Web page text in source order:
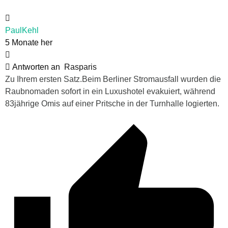
PaulKehl
5 Monate her
Antworten an
Rasparis
Zu Ihrem ersten Satz.Beim Berliner Stromausfall wurden die
Raubnomaden sofort in ein Luxushotel evakuiert, während
83jährige Omis auf einer Pritsche in der Turnhalle logierten.